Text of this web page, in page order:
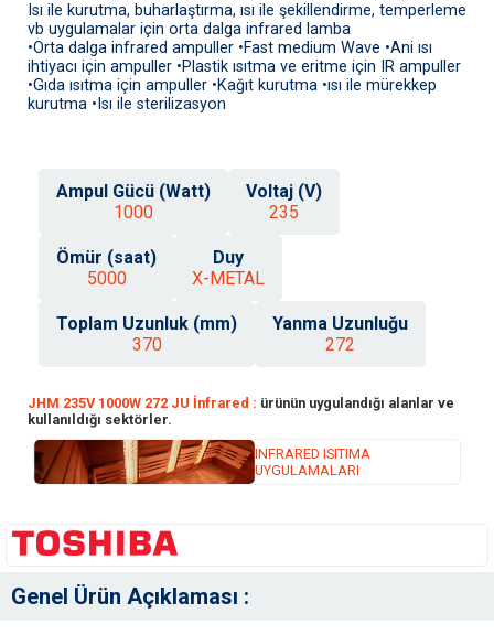
Isı ile kurutma, buharlaştırma, ısı ile şekillendirme, temperleme
vb uygulamalar için orta dalga infrared lamba
•Orta dalga infrared ampuller •Fast medium Wave •Ani ısı
ihtiyacı için ampuller •Plastik ısıtma ve eritme için IR ampuller
•Gıda ısıtma için ampuller •Kağıt kurutma •ısı ile mürekkep
kurutma •Isı ile sterilizasyon
Ampul Gücü (Watt)
1000
Voltaj (V)
235
Ömür (saat)
5000
Duy
X-METAL
Toplam Uzunluk (mm)
370
Yanma Uzunluğu
272
JHM 235V 1000W 272 JU İnfrared : ürünün uygulandığı alanlar ve
kullanıldığı sektörler.
INFRARED ISITIMA
UYGULAMALARI
Genel Ürün Açıklaması :